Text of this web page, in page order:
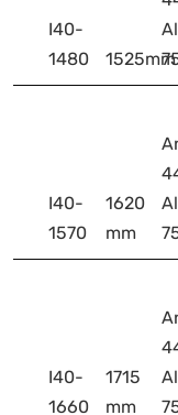
I40-
1480
1525mm
I40-
1570
1620
mm
I40-
1660
1715
mm